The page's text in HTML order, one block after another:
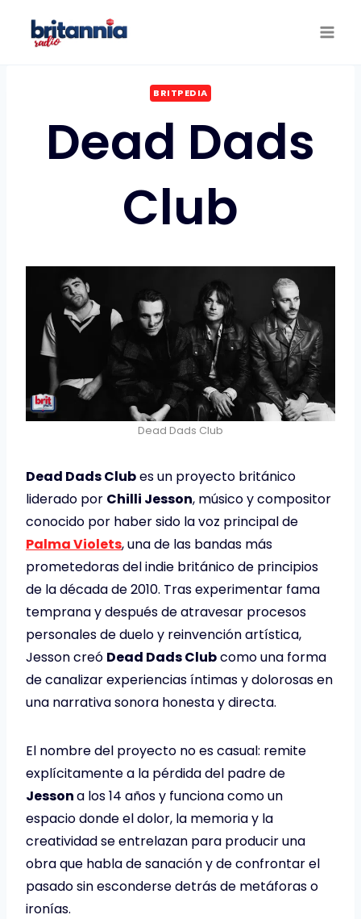
BRITPEDIA
Dead Dads
Club
Dead Dads Club
Dead Dads Clubes un proyecto británico
liderado por Chilli Jesson, músico y compositor
conocido por haber sido la voz principal de
Palma Violets, una de las bandas más
prometedoras del indie británico de principios
de la década de 2010. Tras experimentar fama
temprana y después de atravesar procesos
personales de duelo y reinvención artística,
Jesson creó Dead Dads Clubcomo una forma
de canalizar experiencias íntimas y dolorosas en
una narrativa sonora honesta y directa.
El nombre del proyecto no es casual: remite
explícitamente a la pérdida del padre de
Jessona los 14 años y funciona como un
espacio donde el dolor, la memoria y la
creatividad se entrelazan para producir una
obra que habla de sanación y de confrontar el
pasado sin esconderse detrás de metáforas o
ironías.